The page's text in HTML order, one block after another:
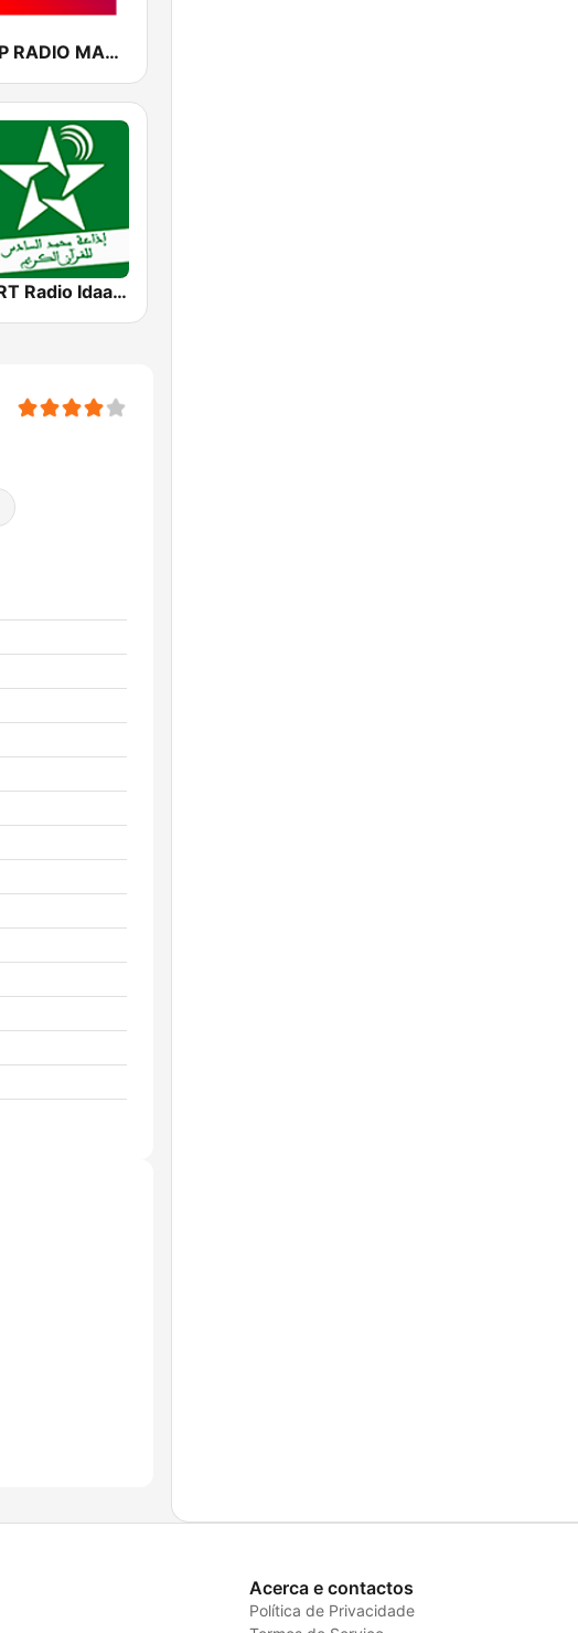
CAP RADIO MAROC
SNRT Radio Idaat Mohammed Assadiss (السادسة)
Acerca e contactos
Política de Privacidade